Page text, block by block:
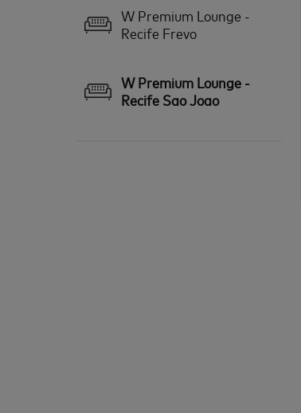
W Premium Lounge -
Recife Frevo
W Premium Lounge -
Recife Sao Joao